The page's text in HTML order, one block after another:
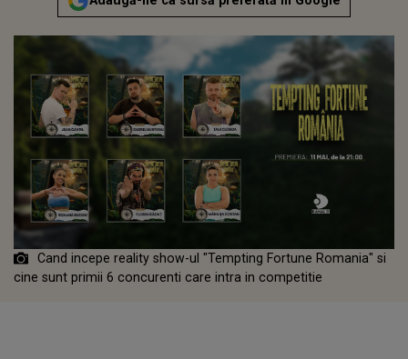
Cand incepe reality show-ul "Tempting Fortune Romania" si
cine sunt primii 6 concurenti care intra in competitie